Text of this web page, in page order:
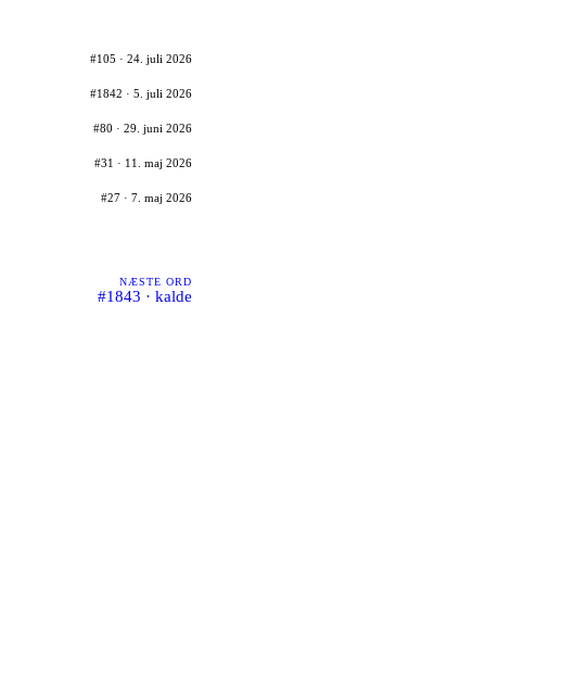
#105 · 24. juli 2026
#1842 · 5. juli 2026
#80 · 29. juni 2026
#31 · 11. maj 2026
#27 · 7. maj 2026
NÆSTE ORD
#1843 · kalde